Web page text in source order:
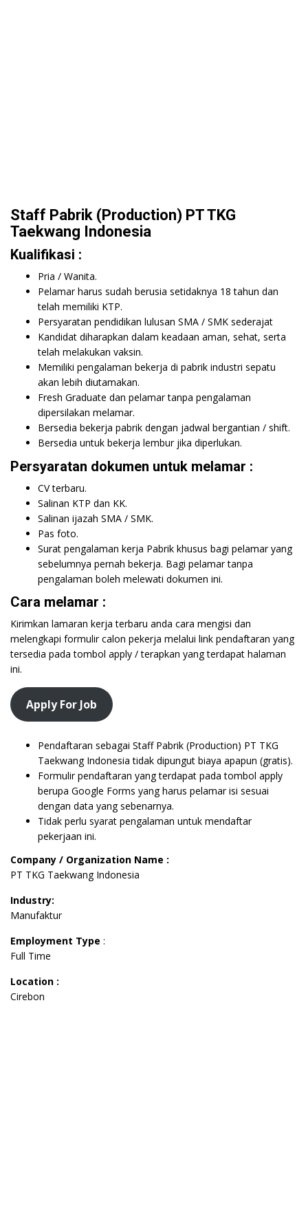
Staff Pabrik (Production) PT TKG
Taekwang Indonesia
Kualifikasi :
Pria / Wanita.
Pelamar harus sudah berusia setidaknya 18 tahun dan
telah memiliki KTP.
Persyaratan pendidikan lulusan SMA / SMK sederajat
Kandidat diharapkan dalam keadaan aman, sehat, serta
telah melakukan vaksin.
Memiliki pengalaman bekerja di pabrik industri sepatu
akan lebih diutamakan.
Fresh Graduate dan pelamar tanpa pengalaman
dipersilakan melamar.
Bersedia bekerja pabrik dengan jadwal bergantian / shift.
Bersedia untuk bekerja lembur jika diperlukan.
Persyaratan dokumen untuk melamar :
CV terbaru.
Salinan KTP dan KK.
Salinan ijazah SMA / SMK.
Pas foto.
Surat pengalaman kerja Pabrik khusus bagi pelamar yang
sebelumnya pernah bekerja. Bagi pelamar tanpa
pengalaman boleh melewati dokumen ini.
Cara melamar :
Kirimkan lamaran kerja terbaru anda cara mengisi dan
melengkapi formulir calon pekerja melalui link pendaftaran yang
tersedia pada tombol apply / terapkan yang terdapat halaman
ini.
Apply For Job
Pendaftaran sebagai Staff Pabrik (Production) PT TKG
Taekwang Indonesia tidak dipungut biaya apapun (gratis).
Formulir pendaftaran yang terdapat pada tombol apply
berupa Google Forms yang harus pelamar isi sesuai
dengan data yang sebenarnya.
Tidak perlu syarat pengalaman untuk mendaftar
pekerjaan ini.
Company / Organization Name :
PT TKG Taekwang Indonesia
Industry:
Manufaktur
Employment Type :
Full Time
Location :
Cirebon